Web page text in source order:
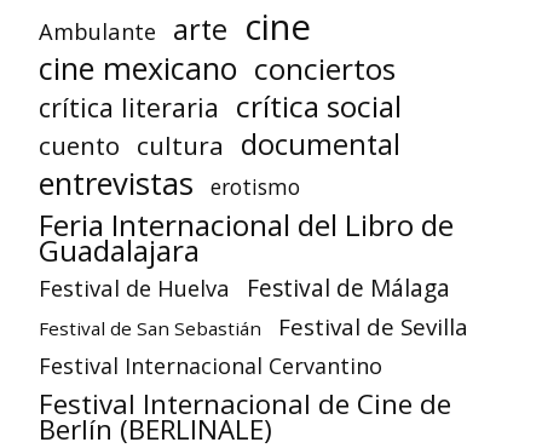
Ambulante arte cine
cine mexicano conciertos
crítica literaria crítica social
cuento cultura documental
entrevistas erotismo
Feria Internacional del Libro de
Guadalajara
Festival de Huelva Festival de Málaga
Festival de San Sebastián Festival de Sevilla
Festival Internacional Cervantino
Festival Internacional de Cine de
Berlín (BERLINALE)